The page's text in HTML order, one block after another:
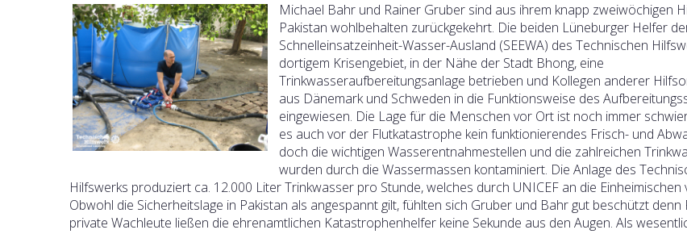
Michael Bahr und Rainer Gruber sind aus ihrem knapp zweiwöchigen
Pakistan wohlbehalten zurückgekehrt. Die beiden Lüneburger Helfer
Schnelleinsatzeinheit-Wasser-Ausland (SEEWA) des Technischen
dortigem Krisengebiet, in der Nähe der Stadt Bhong, eine
Trinkwasseraufbereitungsanlage betrieben und Kollegen anderer
aus Dänemark und Schweden in die Funktionsweise des
eingewiesen. Die Lage für die Menschen vor Ort ist noch immer
es auch vor der Flutkatastrophe kein funktionierendes Frisch- und
doch die wichtigen Wasserentnahmestellen und die zahlreichen
wurden durch die Wassermassen kontaminiert. Die Anlage des
Hilfswerks produziert ca. 12.000 Liter Trinkwasser pro Stunde, welches durch UNICEF an die Einheimischen
Obwohl die Sicherheitslage in Pakistan als angespannt gilt, fühlten sich Gruber und Bahr gut beschützt denn
private Wachleute ließen die ehrenamtlichen Katastrophenhelfer keine Sekunde aus den Augen. Als